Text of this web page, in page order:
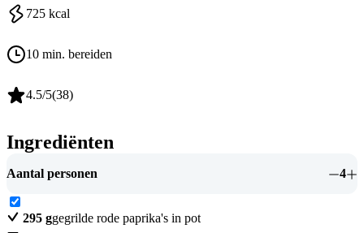
725 kcal
10 min. bereiden
4.5/5(38)
Ingrediënten
Aantal personen 4
295 ggegrilde rode paprika's in pot